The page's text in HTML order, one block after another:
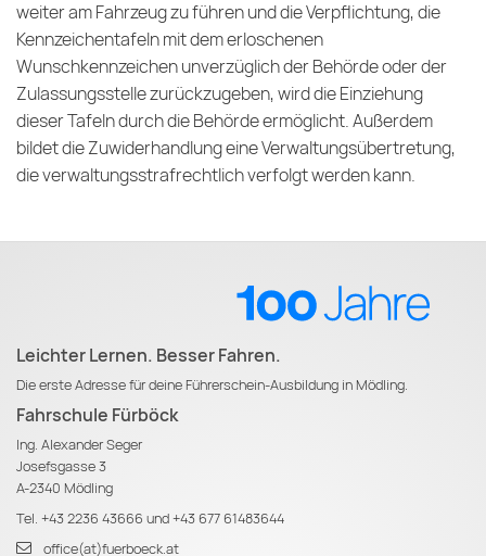
weiter am Fahrzeug zu führen und die Verpflichtung, die
Kennzeichentafeln mit dem erloschenen
Wunschkennzeichen unverzüglich der Behörde oder der
Zulassungsstelle zurückzugeben, wird die Einziehung
dieser Tafeln durch die Behörde ermöglicht. Außerdem
bildet die Zuwiderhandlung eine Verwaltungsübertretung,
die verwaltungsstrafrechtlich verfolgt werden kann.
Leichter Lernen. Besser Fahren.
Die erste Adresse für deine Führerschein-Ausbildung in Mödling.
Fahrschule Fürböck
Ing. Alexander Seger
Josefsgasse 3
A-2340 Mödling
Tel. +43 2236 43666 und+43 677 61483644
office(at)fuerboeck.at